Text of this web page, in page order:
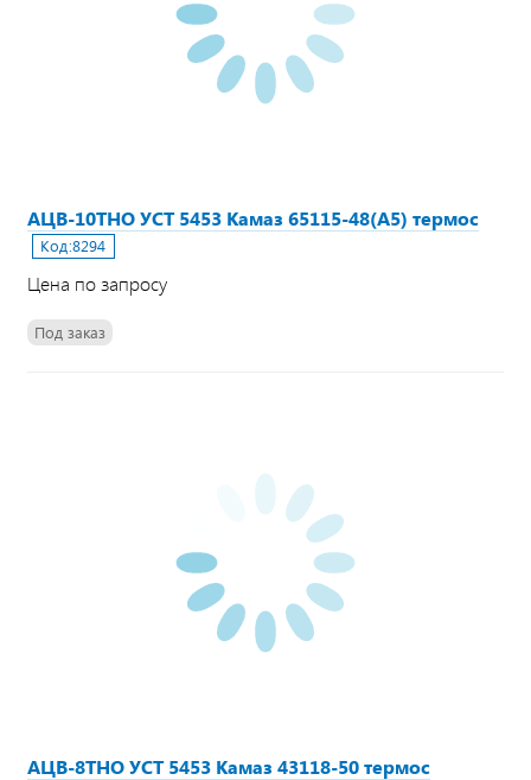
АЦВ-10ТНО УСТ 5453 Камаз 65115-48(А5) термос
Код:8294
Цена по запросу
Под заказ
АЦВ-8ТНО УСТ 5453 Камаз 43118-50 термос